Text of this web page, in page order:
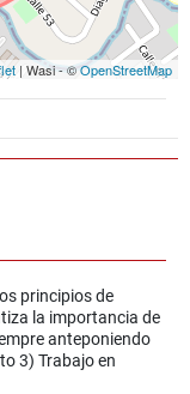
| Wasi - ©OpenStreetMap
principios de
la importancia de
anteponiendo
3) Trabajo en